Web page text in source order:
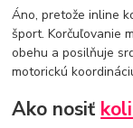
Áno, pretože inline
šport. Korčuľovanie
obehu a posilňuje
motorickú
Ako nosiť